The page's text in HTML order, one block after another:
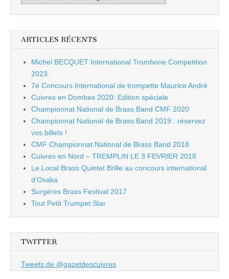
ARTICLES RÉCENTS
Michel BECQUET International Trombone Competition
2023
7e Concours International de trompette Maurice André
Cuivres en Dombes 2020: Edition spéciale
Championnat National de Brass Band CMF 2020
Championnat National de Brass Band 2019 : réservez
vos billets !
CMF Championnat National de Brass Band 2018
Cuivres en Nord – TREMPLIN LE 3 FEVRIER 2018
Le Local Brass Quintet Brille au concours international
d’Osaka
Surgères Brass Festival 2017
Tout Petit Trumpet Star
TWITTER
Tweets de @gazetdescuivres